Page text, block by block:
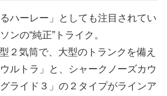
ハーレー」としても注目されてい
ンの“純正”トライク。
２気筒で、大型のトランクを備え
ルトラ」と、シャークノーズカウ
ライド３」の２タイプがラインア